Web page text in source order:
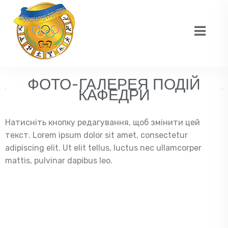
ФОТО-ГАЛЕРЕЯ ПОДІЙ
КАФЕДРИ
Натисніть кнопку редагування, щоб змінити цей
текст. Lorem ipsum dolor sit amet, consectetur
adipiscing elit. Ut elit tellus, luctus nec ullamcorper
mattis, pulvinar dapibus leo.